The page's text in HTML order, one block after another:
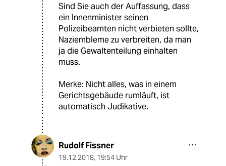
Sind Sie auch der Auffassung, dass
ein Innenminister seinen
Polizeibeamten nicht verbieten sollte,
Naziembleme zu verbreiten, da man
ja die Gewaltenteilung einhalten
muss.
Merke: Nicht alles, was in einem
Gerichtsgebäude rumläuft, ist
automatisch Judikative.
Rudolf Fissner
19.12.2018, 19:54 Uhr